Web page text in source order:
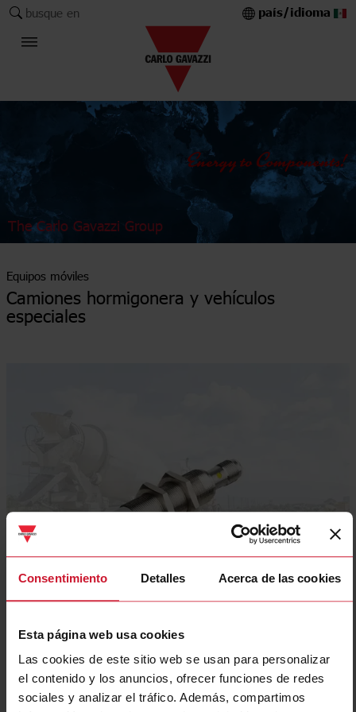
Consentimiento Detalles Acerca de las cookies
Esta página web usa cookies
Las cookies de este sitio web se usan para personalizar
el contenido y los anuncios, ofrecer funciones de redes
sociales y analizar el tráfico. Además, compartimos
busque en país/idioma
The Carlo Gavazzi Group
Equipos móviles
Camiones hormigonera y vehículos
especiales
Sensores E1
Camiones de hormigón